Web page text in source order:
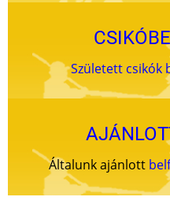
Született csikók
Általunk ajánlott